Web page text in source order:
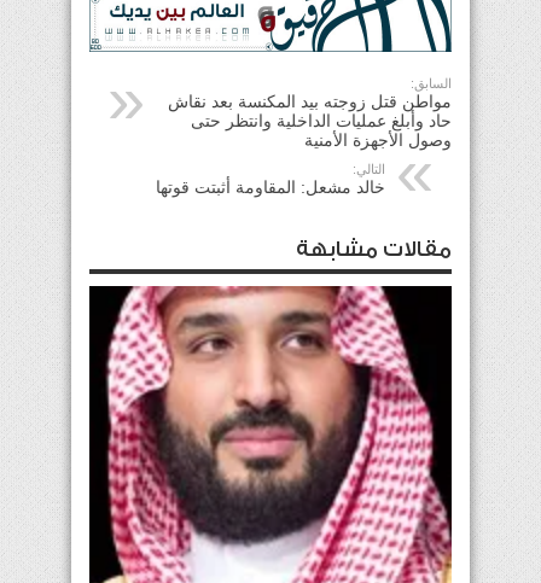
السابق:
مواطن قتل زوجته بيد المكنسة بعد نقاش
حاد وأبلغ عمليات الداخلية وانتظر حتى
وصول الأجهزة الأمنية
التالي:
خالد مشعل: المقاومة أثبتت قوتها
مقالات مشابهة